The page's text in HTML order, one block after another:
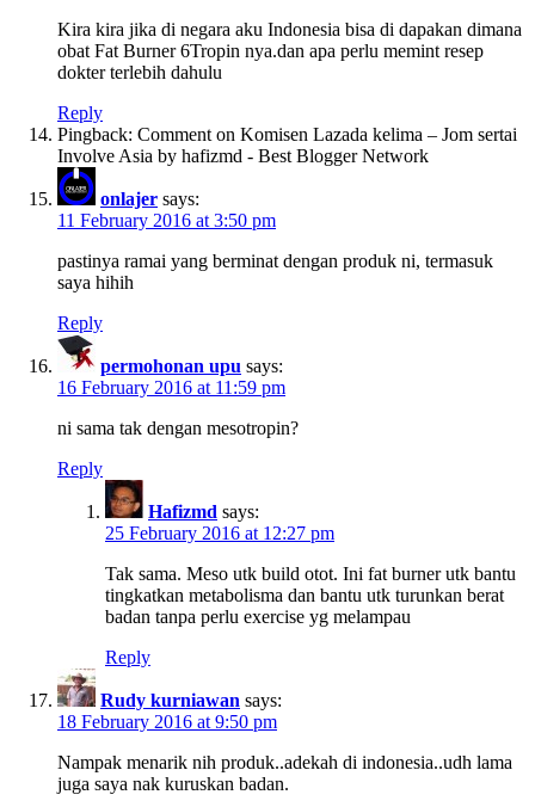
Kira kira jika di negara aku Indonesia bisa di dapakan dimana
obat Fat Burner 6Tropin nya.dan apa perlu memint resep
dokter terlebih dahulu
Reply
Pingback: Comment on Komisen Lazada kelima – Jom sertai
Involve Asia by hafizmd - Best Blogger Network
onlajer says:
11 February 2016 at 3:50 pm
pastinya ramai yang berminat dengan produk ni, termasuk
saya hihih
Reply
permohonan upu says:
16 February 2016 at 11:59 pm
ni sama tak dengan mesotropin?
Reply
Hafizmd says:
25 February 2016 at 12:27 pm
Tak sama. Meso utk build otot. Ini fat burner utk bantu
tingkatkan metabolisma dan bantu utk turunkan berat
badan tanpa perlu exercise yg melampau
Reply
Rudy kurniawan says:
18 February 2016 at 9:50 pm
Nampak menarik nih produk..adekah di indonesia..udh lama
juga saya nak kuruskan badan.